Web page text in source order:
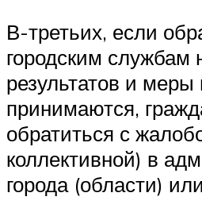
В-третьих, если
городским службам
результатов и меры
принимаются,
обратиться с
коллективной) в
города (области)